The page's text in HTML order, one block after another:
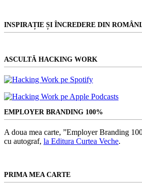
INSPIRAȚIE ȘI ÎNCREDERE DIN
ASCULTĂ HACKING WORK
EMPLOYER BRANDING 100%
A doua mea carte, ”Employer Branding
cu autograf, la Editura Curtea Veche.
PRIMA MEA CARTE